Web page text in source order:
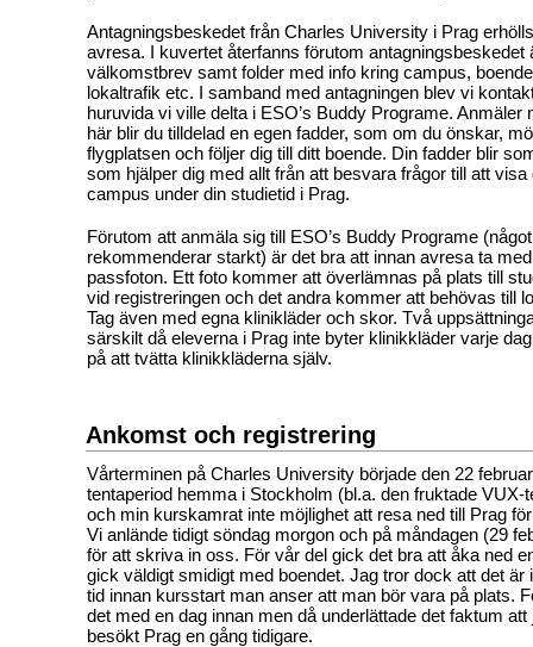
Antagningsbeskedet från Charles University i Prag
avresa. I kuvertet återfanns förutom antagningsbeskedet
välkomstbrev samt folder med info kring campus,
lokaltrafik etc. I samband med antagningen blev vi
huruvida vi ville delta i ESO’s Buddy Programe. Anmäler
här blir du tilldelad en egen fadder, som om du önskar,
flygplatsen och följer dig till ditt boende. Din fadder blir
som hjälper dig med allt från att besvara frågor till att visa
campus under din studietid i Prag.
Förutom att anmäla sig till ESO’s Buddy Programe
rekommenderar starkt) är det bra att innan avresa ta
passfoton. Ett foto kommer att överlämnas på plats till
vid registreringen och det andra kommer att behövas till
Tag även med egna klinikläder och skor. Två
särskilt då eleverna i Prag inte byter klinikkläder varje
på att tvätta klinikkläderna själv.
Ankomst och registrering
Vårterminen på Charles University började den 22
tentaperiod hemma i Stockholm (bl.a. den fruktade VUX-
och min kurskamrat inte möjlighet att resa ned till Prag
Vi anlände tidigt söndag morgon och på måndagen (29
för att skriva in oss. För vår del gick det bra att åka ned
gick väldigt smidigt med boendet. Jag tror dock att det är
tid innan kursstart man anser att man bör vara på plats.
det med en dag innan men då underlättade det faktum
besökt Prag en gång tidigare.